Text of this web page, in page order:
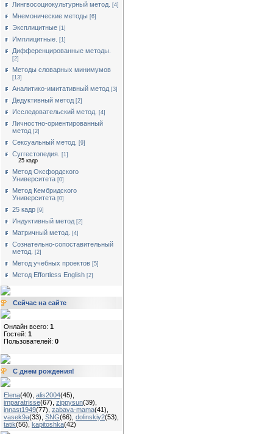
Лингвосоциокультурный метод. [4]
Мнемонические методы [6]
Эксплицитные [1]
Имплицитные. [1]
Дифференцированные методы.
[2]
Методы словарных минимумов
[13]
Аналитико-имитативный метод [3]
Дедуктивный метод [2]
Исследовательский метод. [4]
Личностно-ориентированный
метод [2]
Сексуальный метод. [9]
Суггестопедия.
[1]
25 кадр
Метод Оксфордского
Университета [0]
Метод Кембридского
Университета [0]
25 кадр [9]
Индуктивный метод [2]
Матричный метод. [4]
Сознательно-сопоставительный
метод.
[2]
Метод учебных проектов [5]
Метод Effortless English [2]
Сейчас на сайте
Онлайн всего: 1
Гостей: 1
Пользователей: 0
С днем рождения!
Elena(40) alis2004(45)
imparatrisse(67) zippysun(39)
innast1949(77) zabava-mama(41)
vasek9a(33) SNG(66) dolinskiy2(53)
tatik(56) kapitoshka(42)